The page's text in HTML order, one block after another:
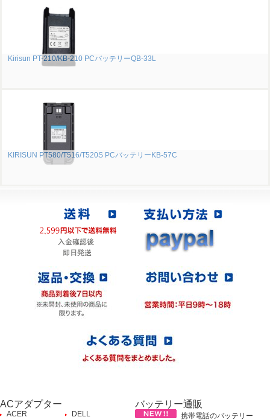
Kirisun PT-210/KB-210 PCバッテリーQB-33L
KIRISUN PT580/T516/T520S PCバッテリーKB-57C
ACアダプター
ACER DELL
バッテリー通販
携帯電話のバッテリー